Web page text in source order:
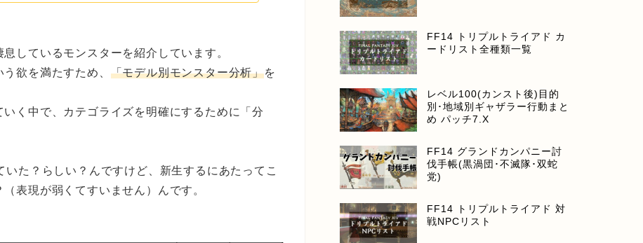
しているモンスターを紹介しています。
欲を満たすため、 「モデル別モンスター分析」を
く中で、カテゴライズを明確にするために「分
いた？らしい？んですけど、新生するにあたってこ
表現が弱くてすいません）んです。
FF14 トリプルトライアド カ
ードリスト全種類一覧
レベル100(カンスト後)目的
別･地域別ギャザラー行動まと
め パッチ7.X
FF14 グランドカンパニー討
伐手帳(黒渦団･不滅隊･双蛇
党)
FF14 トリプルトライアド 対
戦NPCリスト